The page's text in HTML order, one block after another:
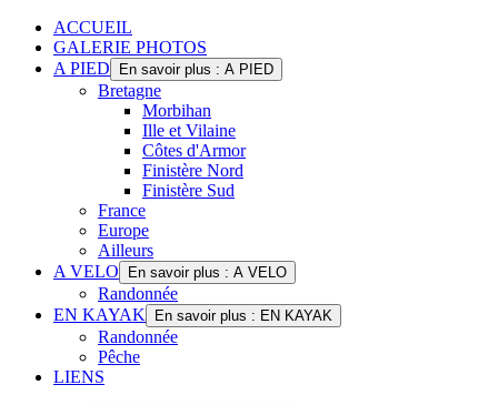
ACCUEIL
GALERIE PHOTOS
A PIED
En savoir plus : A PIED
Bretagne
Morbihan
Ille et Vilaine
Côtes d'Armor
Finistère Nord
Finistère Sud
France
Europe
Ailleurs
A VELO
En savoir plus : A VELO
Randonnée
EN KAYAK
En savoir plus : EN KAYAK
Randonnée
Pêche
LIENS